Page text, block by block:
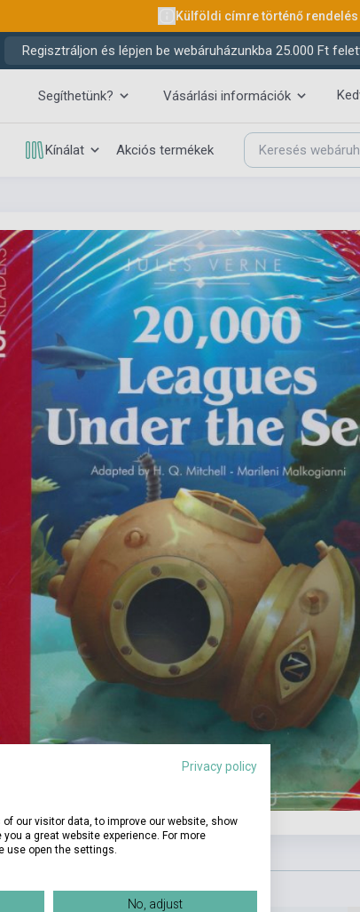
Külföldi címre történő
Regisztráljon és lépjen be webáruházunkba 25.000 Ft
Segíthetünk? Vásárlási információk
Kínálat Akciós termékek
Privacy policy
our visitor data, to improve our website, show
a great website experience. For more
use open the settings.
No, adjust